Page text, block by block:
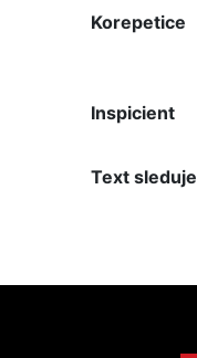
Korepetice
Inspicient
Text sleduje